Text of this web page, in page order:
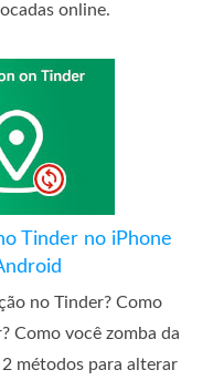
online.
Tinder no iPhone
no Tinder? Como
Como você zomba da
métodos para alterar